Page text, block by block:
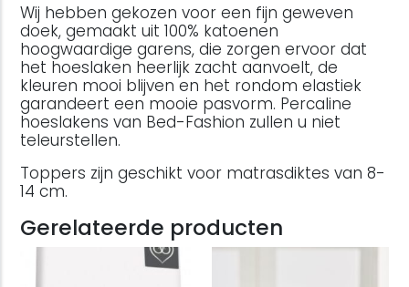
Wij hebben gekozen voor een fijn geweven
doek, gemaakt uit 100% katoenen
hoogwaardige garens, die zorgen ervoor dat
het hoeslaken heerlijk zacht aanvoelt, de
kleuren mooi blijven en het rondom elastiek
garandeert een mooie pasvorm. Percaline
hoeslakens van Bed-Fashion zullen u niet
teleurstellen.
Toppers zijn geschikt voor matrasdiktes van 8-
14 cm.
Gerelateerde producten